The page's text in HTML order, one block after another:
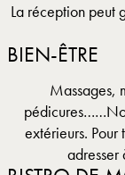
La réception peut
BIEN-ÊTRE
Massages,
extérieurs. Pour